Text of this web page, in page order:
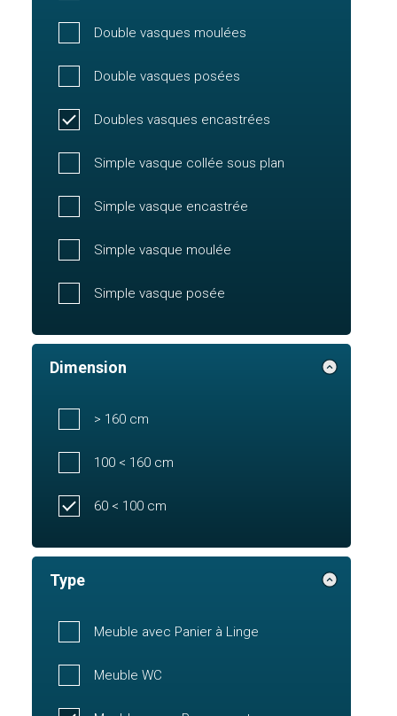
Double vasques moulées
Double vasques posées
Doubles vasques encastrées
Simple vasque collée sous plan
Simple vasque encastrée
Simple vasque moulée
Simple vasque posée
Dimension
> 160 cm
100 < 160 cm
60 < 100 cm
Type
Meuble avec Panier à Linge
Meuble WC